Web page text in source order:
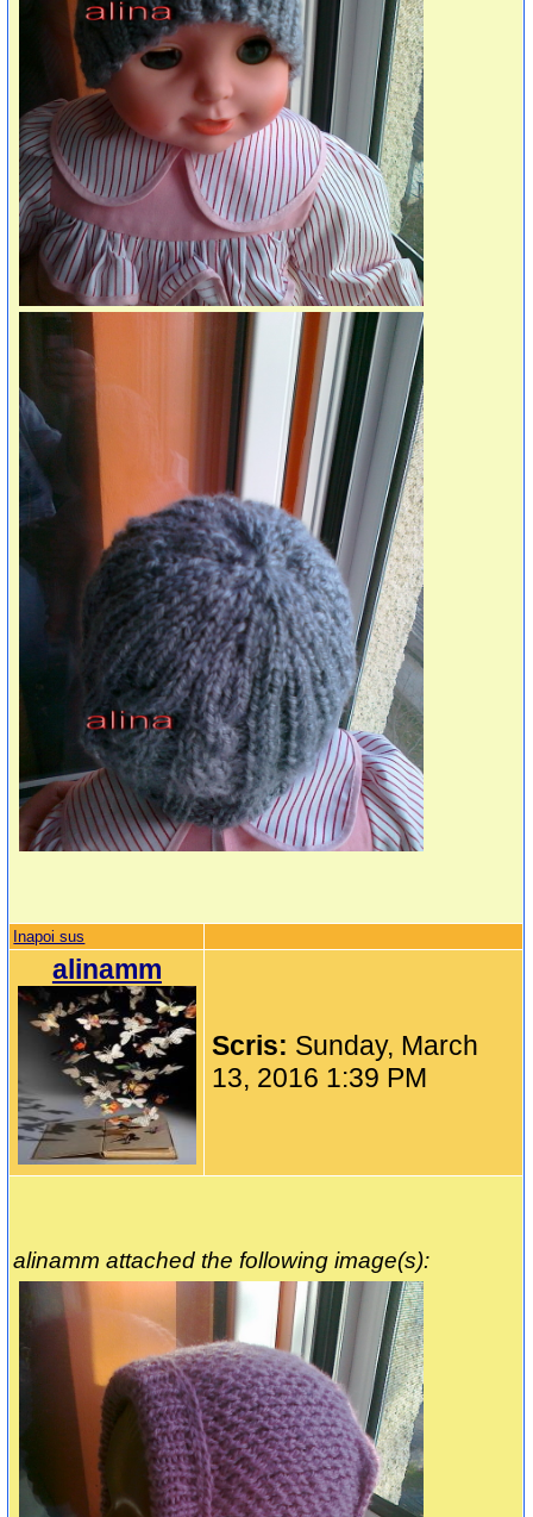
Inapoi sus
alinamm
Scris: Sunday, March
13, 2016 1:39 PM
alinamm attached the following image(s):